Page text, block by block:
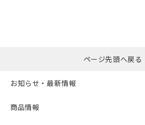
ページ先頭へ戻る
お知らせ・最新情報
商品情報